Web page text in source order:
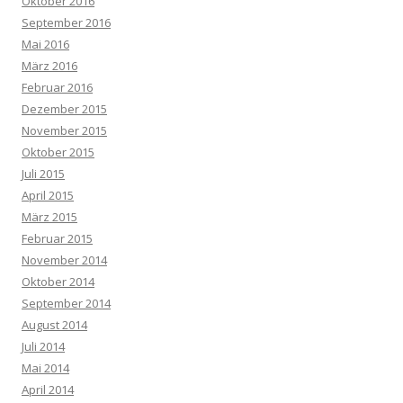
September 2016
Mai 2016
März 2016
Februar 2016
Dezember 2015
November 2015
Oktober 2015
Juli 2015
April 2015
März 2015
Februar 2015
November 2014
Oktober 2014
September 2014
August 2014
Juli 2014
Mai 2014
April 2014